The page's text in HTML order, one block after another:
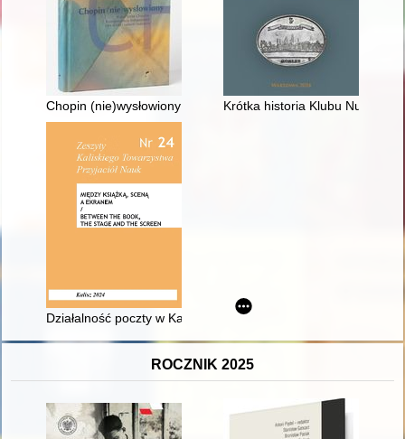
Chopin (nie)wysłowiony : wokół listów Chopina... :
Krótka historia Klubu
Działalność poczty w Kaliszu (1706-1914) - recenzja]
ROCZNIK 2025